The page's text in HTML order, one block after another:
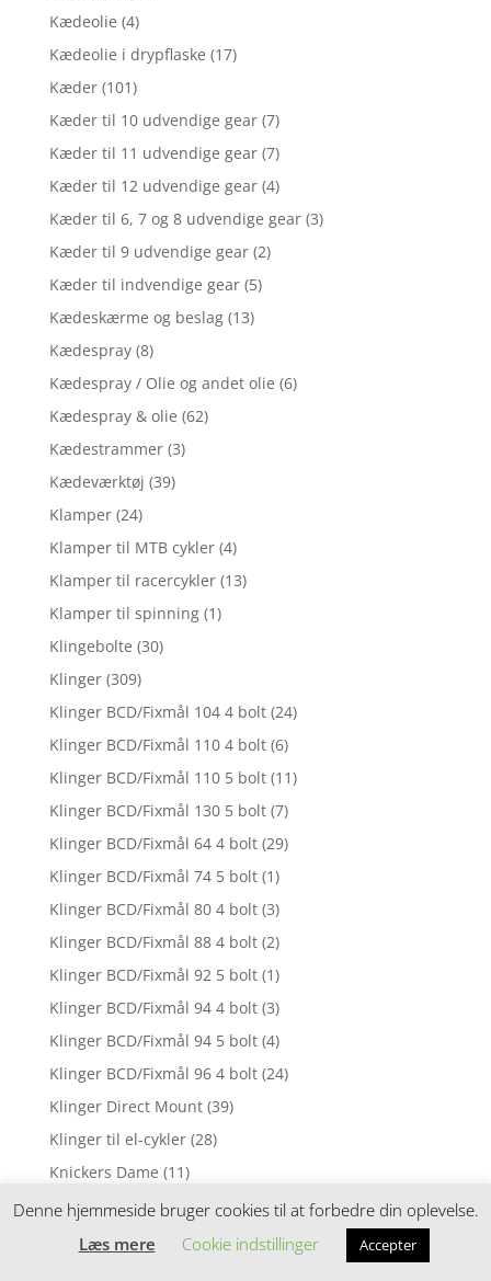
Kædeolie (4)
Kædeolie i drypflaske (17)
Kæder (101)
Kæder til 10 udvendige gear (7)
Kæder til 11 udvendige gear (7)
Kæder til 12 udvendige gear (4)
Kæder til 6, 7 og 8 udvendige gear (3)
Kæder til 9 udvendige gear (2)
Kæder til indvendige gear (5)
Kædeskærme og beslag (13)
Kædespray (8)
Kædespray / Olie og andet olie (6)
Kædespray & olie (62)
Kædestrammer (3)
Kædeværktøj (39)
Klamper (24)
Klamper til MTB cykler (4)
Klamper til racercykler (13)
Klamper til spinning (1)
Klingebolte (30)
Klinger (309)
Klinger BCD/Fixmål 104 4 bolt (24)
Klinger BCD/Fixmål 110 4 bolt (6)
Klinger BCD/Fixmål 110 5 bolt (11)
Klinger BCD/Fixmål 130 5 bolt (7)
Klinger BCD/Fixmål 64 4 bolt (29)
Klinger BCD/Fixmål 74 5 bolt (1)
Klinger BCD/Fixmål 80 4 bolt (3)
Klinger BCD/Fixmål 88 4 bolt (2)
Klinger BCD/Fixmål 92 5 bolt (1)
Klinger BCD/Fixmål 94 4 bolt (3)
Klinger BCD/Fixmål 94 5 bolt (4)
Klinger BCD/Fixmål 96 4 bolt (24)
Klinger Direct Mount (39)
Klinger til el-cykler (28)
Knickers Dame (11)
Knickers Herre (5)
Knive (5)
Denne hjemmeside bruger cookies til at forbedre din oplevelse.
Læs mere
Cookie indstillinger Accepter